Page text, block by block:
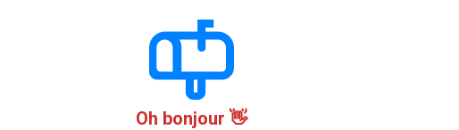
Oh bonjour 👋